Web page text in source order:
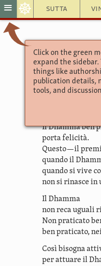
Sutta
≡ ☸
Click on the green
expand the sidebar.
things like
publication details,
tools, and
4.10.
coloro che
Il Dhamma ben
porta felicità.
Questo—il
quando il
quando si vive
non si rinasce in
Il Dhamma
non reca uguali
Non praticato
ben praticato,
Così bisogna
per attuare il